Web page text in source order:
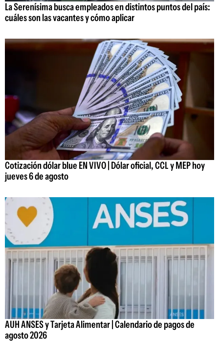
La Serenísima busca empleados en distintos puntos del país:
cuáles son las vacantes y cómo aplicar
Cotización dólar blue EN VIVO | Dólar oficial, CCL y MEP hoy
jueves 6 de agosto
AUH ANSES y Tarjeta Alimentar | Calendario de pagos de
agosto 2026